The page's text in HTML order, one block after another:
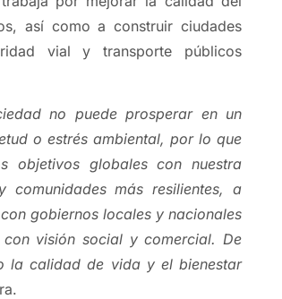
así como a construir ciudades
vial y transporte públicos
no puede prosperar en un
o estrés ambiental, por lo que
objetivos globales con nuestra
comunidades más resilientes, a
gobiernos locales y nacionales
visión social y comercial. De
la calidad de vida y el bienestar